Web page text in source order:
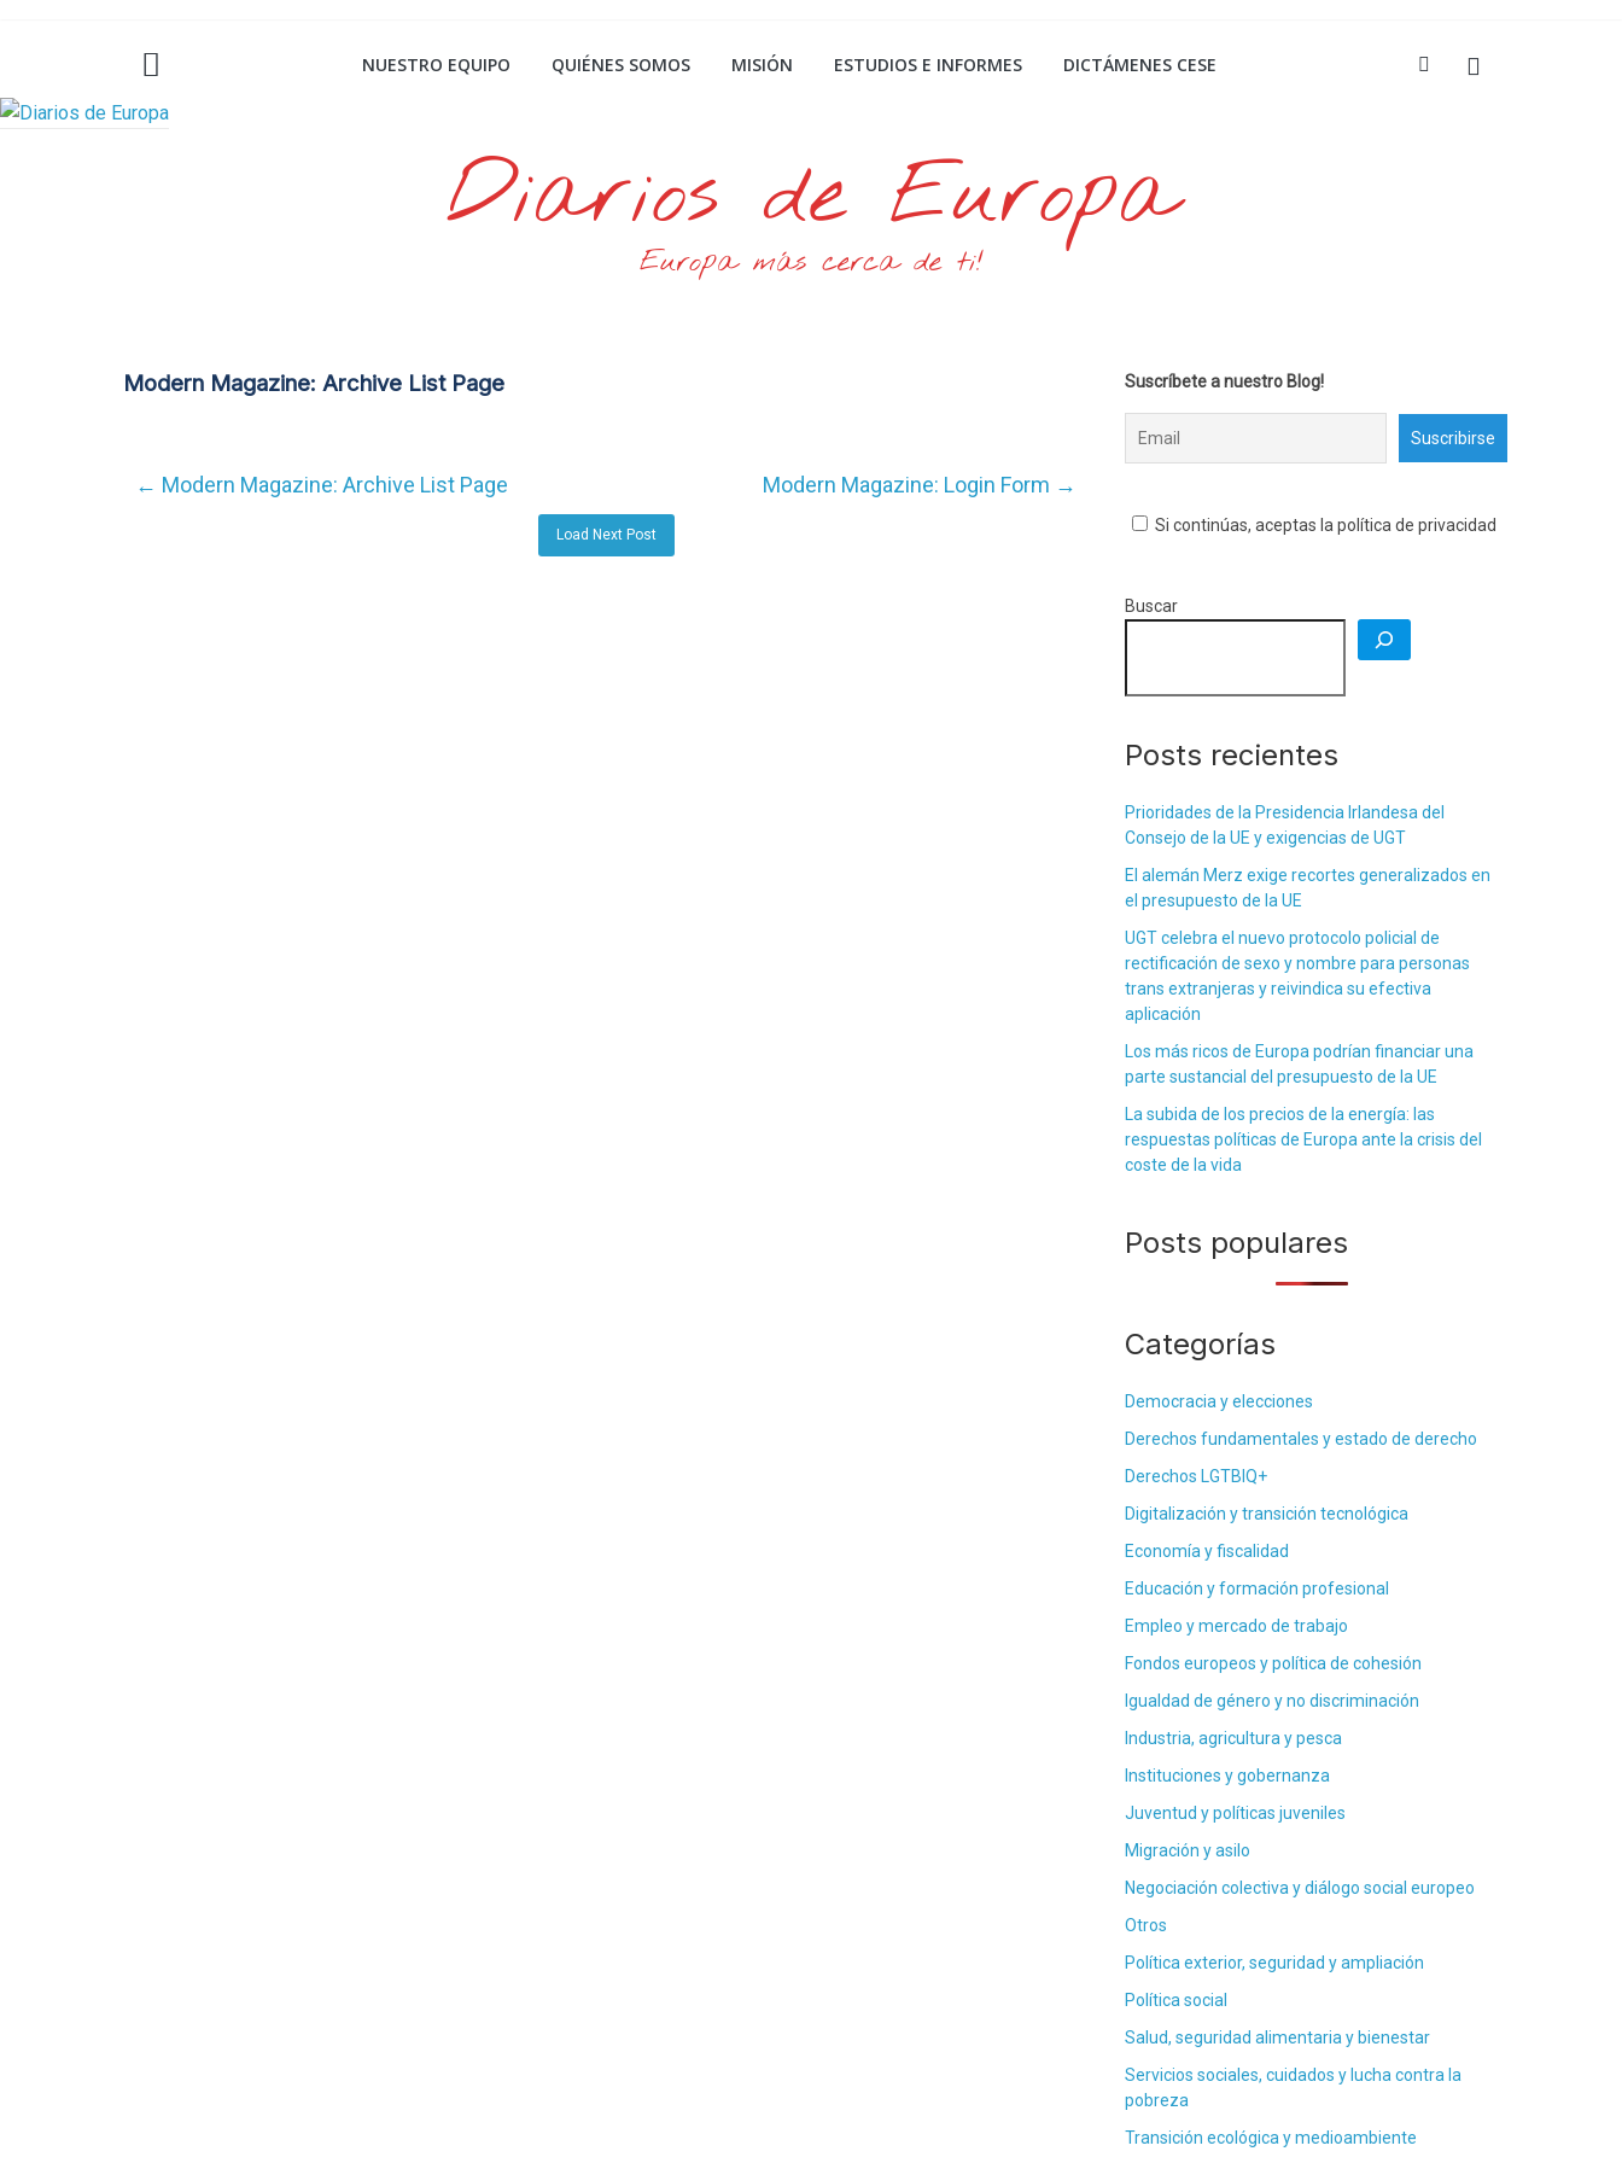
NUESTRO EQUIPO QUIÉNES SOMOS MISIÓN ESTUDIOS E INFORMES DICTÁMENES CESE
Diarios de Europa
Europa más cerca de ti!
Modern Magazine: Archive List Page
← Modern Magazine: Archive List Page Modern Magazine: Login Form →
Load Next Post
Suscríbete a nuestro Blog!
Si continúas, aceptas la política de privacidad
Buscar
Posts recientes
Prioridades de la Presidencia Irlandesa del
Consejo de la UE y exigencias de UGT
El alemán Merz exige recortes generalizados en
el presupuesto de la UE
UGT celebra el nuevo protocolo policial de
rectificación de sexo y nombre para personas
trans extranjeras y reivindica su efectiva
aplicación
Los más ricos de Europa podrían financiar una
parte sustancial del presupuesto de la UE
La subida de los precios de la energía: las
respuestas políticas de Europa ante la crisis del
coste de la vida
Posts populares
Categorías
Democracia y elecciones
Derechos fundamentales y estado de derecho
Derechos LGTBIQ+
Digitalización y transición tecnológica
Economía y fiscalidad
Educación y formación profesional
Empleo y mercado de trabajo
Fondos europeos y política de cohesión
Igualdad de género y no discriminación
Industria, agricultura y pesca
Instituciones y gobernanza
Juventud y políticas juveniles
Migración y asilo
Negociación colectiva y diálogo social europeo
Otros
Política exterior, seguridad y ampliación
Política social
Salud, seguridad alimentaria y bienestar
Servicios sociales, cuidados y lucha contra la
pobreza
Transición ecológica y medioambiente